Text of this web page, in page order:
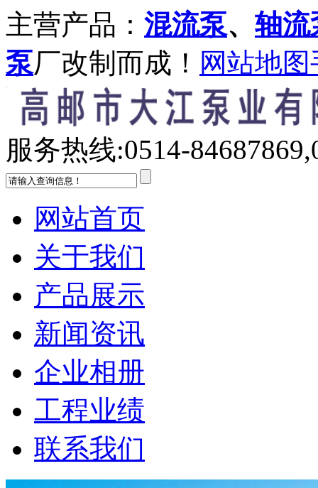
主营产品： 混流泵、 轴流
泵厂改制而成！ 网站地图
服务热线:0514-
网站首页
关于我们
产品展示
新闻资讯
企业相册
工程业绩
联系我们